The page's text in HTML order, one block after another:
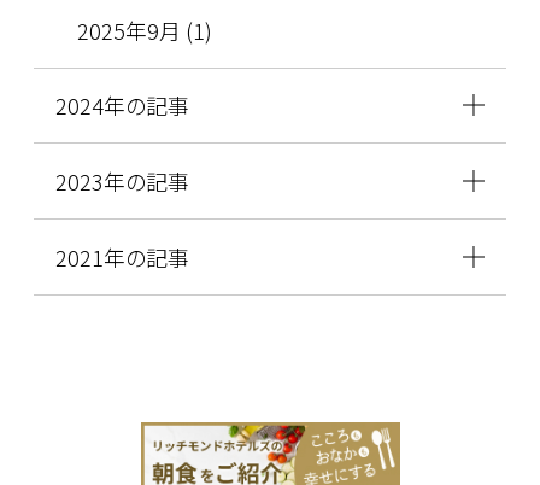
2025年9月 (1)
2024年の記事
2023年の記事
2021年の記事